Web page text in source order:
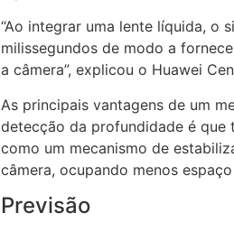
“Ao integrar uma lente líquida, o
milissegundos de modo a
a câmera”, explicou o Huawei
As principais vantagens de um
detecção da profundidade é que
como um mecanismo de
câmera, ocupando menos
Previsão